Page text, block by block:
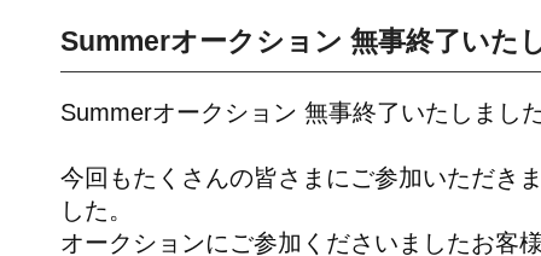
Summerオークション 無事終了いた
Summerオークション 無事終了いたしまし
今回もたくさんの皆さまにご参加いただき
した。
オークションにご参加くださいましたお客